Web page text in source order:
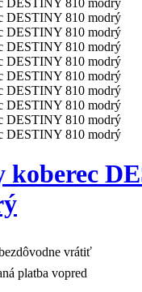
koberec
vrátiť
platba vopred